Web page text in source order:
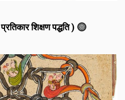
शिक्षण पद्धति )